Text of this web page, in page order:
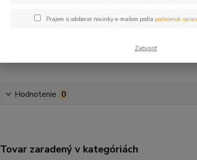
Hodnotenie 0
Tovar zaradený v kategóriách
Prajem si odoberať novinky e-mailom podľa podmienok
Zatvoriť